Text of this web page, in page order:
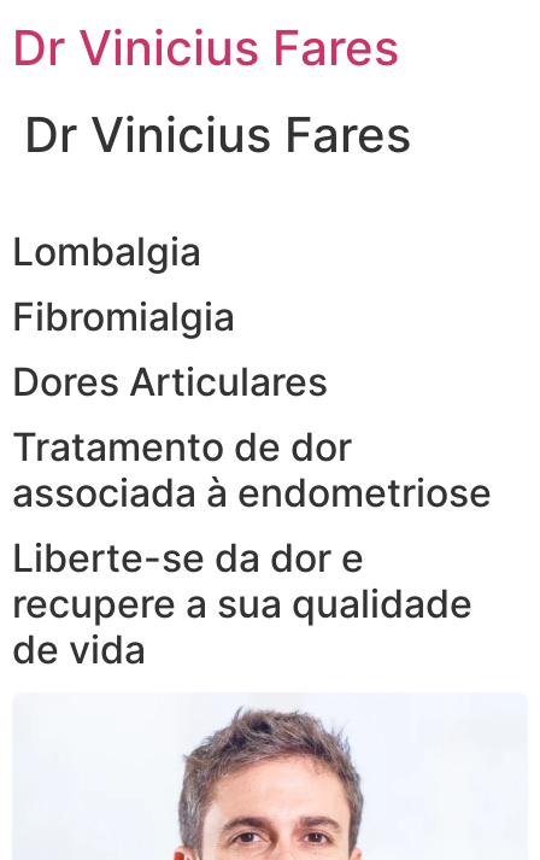
para
Dr Vinicius Fares
Dr Vinicius Fares
Lombalgia
Fibromialgia
Dores Articulares
Tratamento de dor
associada à endometriose
Liberte-se da dor e
recupere a sua qualidade
de vida